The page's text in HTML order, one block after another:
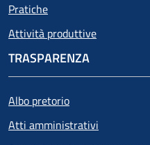
Pratiche
Attività produttive
TRASPARENZA
Albo pretorio
Atti amministrativi